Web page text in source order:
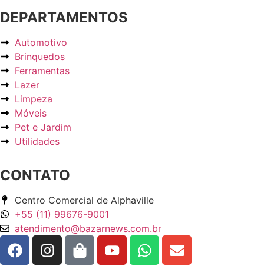
DEPARTAMENTOS
Automotivo
Brinquedos
Ferramentas
Lazer
Limpeza
Móveis
Pet e Jardim
Utilidades
CONTATO
Centro Comercial de Alphaville
+55 (11) 99676-9001
atendimento@bazarnews.com.br